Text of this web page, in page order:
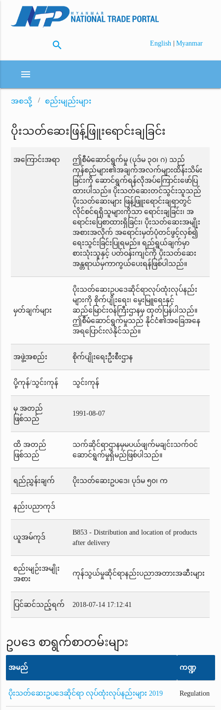
search English | Myanmar
menu
အစသို့ စည်းမျည်းများ
ပိုးသတ်ဆေးဖြန့်ဖြူးရောင်းချခြင်း
အကြောင်းအရာ
ဤစီမံဆောင်ရွက်မှု (ပုဒ်မ ၃၀၊ ဂ) သည်
ကုန်စည်များ၏အချက်အလက်များထိန်းသိမ်း
ခြင်းကို ဆောင်ရွက်ရန်လိုအပ်ကြောင်းဖော်ပြ
ထားပါသည်။ ပိုးသတ်ဆေးတင်သွင်းသူသည်
ပိုးသတ်ဆေးများ ဖြန့်ဖြူးရောင်းချရာတွင်
လိုင်စင်ရရှိသူများကိုသာ ရောင်းချခြင်း၊ အ
ရောင်းပြေစာထားရှိခြင်း၊ ပိုးသတ်ဆေးအမျိုး
အစားအလိုက် အရောင်းမှတ်ပုံတင်ဖွင့်လှစ်၍
ရေးသွင်းခြင်းပြုရမည်။ ရည်ရွယ်ချက်မှာ
စားသုံးသူနှင့် ပတ်ဝန်းကျင်ကို ပိုးသတ်ဆေး
အန္တရာယ်မှကာကွယ်ပေးရန်ဖြစ်ပါသည်။
မှတ်ချက်များ
ပိုးသတ်ဆေးဥပဒေဆိုင်ရာလုပ်ထုံးလုပ်နည်း
များကို စိုက်ပျိုးရေး၊ မွေးမြူရေးနှင့်
ဆည်မြောင်းဝန်ကြီးဌာနမှ ထုတ်ပြန်ပါသည်။
ဤစီမံဆောင်ရွက်မှုသည် နိုင်ငံ၏အခြေအနေ
အရပြောင်းလဲနိုင်သည်။
အဖွဲ့အစည်း စိုက်ပျိုးရေးဦးစီးဌာန
ပို့ကုန်/သွင်းကုန် သွင်းကုန်
မှ အတည်
ဖြစ်သည်
1991-08-07
ထိ အတည်
ဖြစ်သည်
သက်ဆိုင်ရာဌာနမှမပယ်ဖျက်မချင်းသက်ဝင်
ဆောင်ရွက်မှုရှိမည်ဖြစ်ပါသည်။
ရည်ညွှန်းချက် ပိုးသတ်ဆေးဥပဒေ၊ ပုဒ်မ ၅၀၊ က
နည်းပညာကုဒ်
ယူအမ်ကုဒ်
B853 - Distribution and location of products
after delivery
စည်းမျဉ်းအမျိုး
အစား
ကုန်သွယ်မှုဆိုင်ရာနည်းပညာအတားအဆီးများ
ပြင်ဆင်သည့်ရက် 2018-07-14 17:12:41
ဥပဒေ စာရွက်စာတမ်းများ
အမည် ကဏ္ဍ
ပိုးသတ်ဆေးဥပဒေဆိုင်ရာ လုပ်ထုံးလုပ်နည်းများ 2019 Regulation